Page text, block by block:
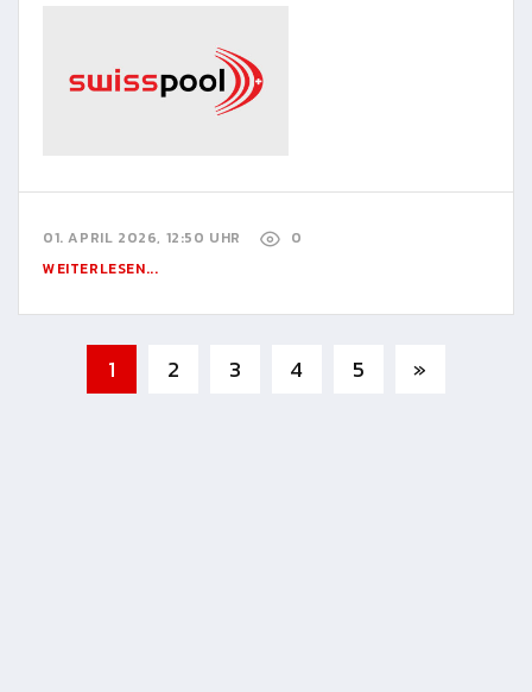
01. APRIL 2026, 12:50 UHR
0
WEITERLESEN...
1 2 3 4 5 »